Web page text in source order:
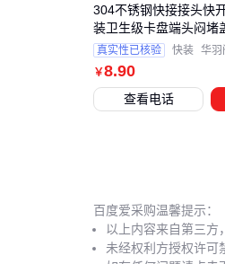
￥8.90
304不锈钢快接接头快
装卫生级卡盘端头闷堵
真实性已核验 快装 华羽
查看电话
百度爱采购温馨提示：
以上内容来自第三方
未经权利方授权许可